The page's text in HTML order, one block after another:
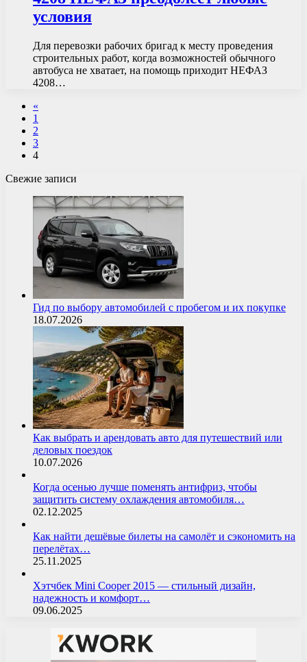
условия
Для перевозки рабочих бригад к месту проведения
строительных работ, когда возможностей обычного
автобуса не хватает, на помощь приходит НЕФАЗ
4208…
«
1
2
3
4
Свежие записи
Гид по выбору автомобилей с пробегом и их покупке
18.07.2026
Как выбрать и арендовать авто для путешествий или
деловых поездок
10.07.2026
Когда осенью лучше поменять антифриз, чтобы
защитить систему охлаждения автомобиля…
02.12.2025
Как найти дешёвые билеты на самолёт и сэкономить на
перелётах…
25.11.2025
Хэтчбек Mini Cooper 2015 — стильный дизайн,
надежность и комфорт…
09.06.2025